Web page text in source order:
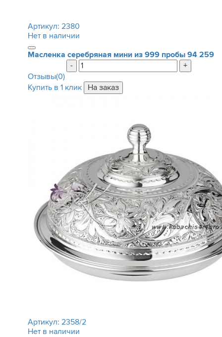
Артикул: 2380
Нет в наличии
Масленка серебряная мини из 999 пробы 94 259
-
+
Отзывы(0)
Купить в 1 клик
Артикул: 2358/2
Нет в наличии